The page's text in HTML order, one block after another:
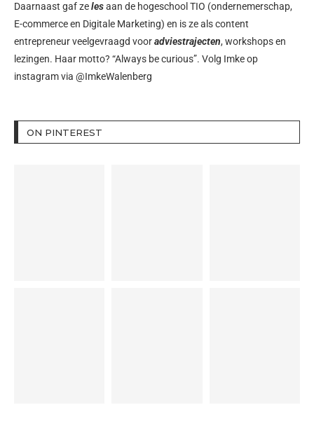
Daarnaast gaf zelesaan de hogeschool TIO (ondernemerschap,
E-commerce en Digitale Marketing) en is ze als content
entrepreneur veelgevraagd vooradviestrajecten, workshops en
lezingen. Haar motto? “Always be curious”. Volg Imke op
instagram via @ImkeWalenberg
ON PINTEREST